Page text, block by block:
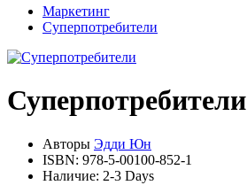
Маркетинг
Суперпотребители
Суперпотребители
Авторы Эдди Юн
ISBN: 978-5-00100-852-1
Наличие: 2-3 Days